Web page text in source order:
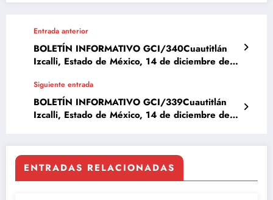
Entrada anterior
BOLETÍN INFORMATIVO GCI/340Cuautitlán
Izcalli, Estado de México, 14 de diciembre del
Siguiente entrada
BOLETÍN INFORMATIVO GCI/339Cuautitlán
Izcalli, Estado de México, 14 de diciembre del
ENTRADAS RELACIONADAS